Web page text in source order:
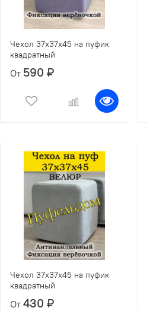
Чехол 37х37х45 на пуфик
квадратный
От 590 ₽
Чехол 37х37х45 на пуфик
квадратный
От 430 ₽